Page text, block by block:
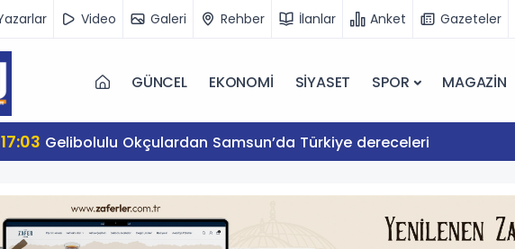
Video Galeri Rehber İlanlar Anket Gazeteler
GÜNCEL EKONOMİ SİYASET SPOR MAGAZİN
17:03 Gelibolulu Okçulardan Samsun’da Türkiye dereceleri